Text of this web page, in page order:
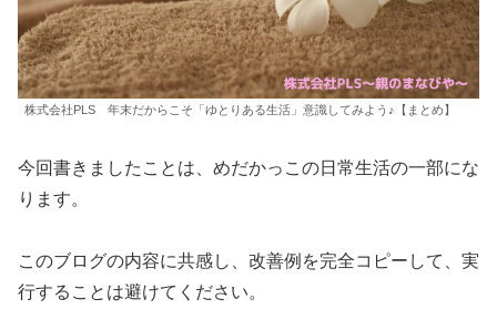
株式会社PLS 年末だからこそ「ゆとりある生活」意識してみよう♪【まとめ】
今回書きましたことは、めだかっこの日常生活の一部にな
ります。
このブログの内容に共感し、改善例を完全コピーして、実
行することは避けてください。